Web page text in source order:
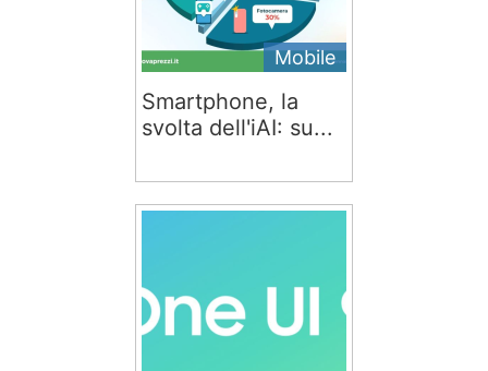
Mobile
Smartphone, la
svolta dell'iAI: su...